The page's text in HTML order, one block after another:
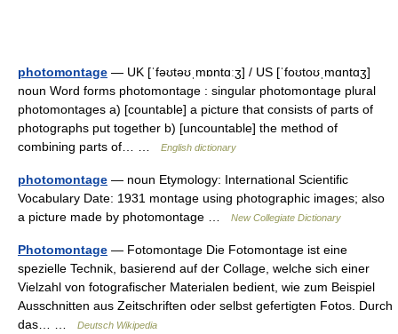
photomontage — UK [ˈfəʊtəʊˌmɒntɑːʒ] / US [ˈfoʊtoʊˌmɑntɑʒ]
noun Word forms photomontage : singular photomontage plural
photomontages a) [countable] a picture that consists of parts of
photographs put together b) [uncountable] the method of
combining parts of… …
English dictionary
photomontage — noun Etymology: International Scientific
Vocabulary Date: 1931 montage using photographic images; also
a picture made by photomontage …
New Collegiate Dictionary
Photomontage — Fotomontage Die Fotomontage ist eine
spezielle Technik, basierend auf der Collage, welche sich einer
Vielzahl von fotografischer Materialen bedient, wie zum Beispiel
Ausschnitten aus Zeitschriften oder selbst gefertigten Fotos. Durch
das… …
Deutsch Wikipedia